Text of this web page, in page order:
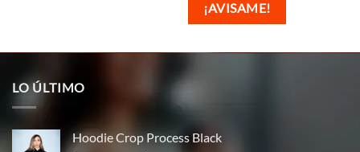
¡AVISAME!
LO ÚLTIMO
Hoodie Crop Process Black